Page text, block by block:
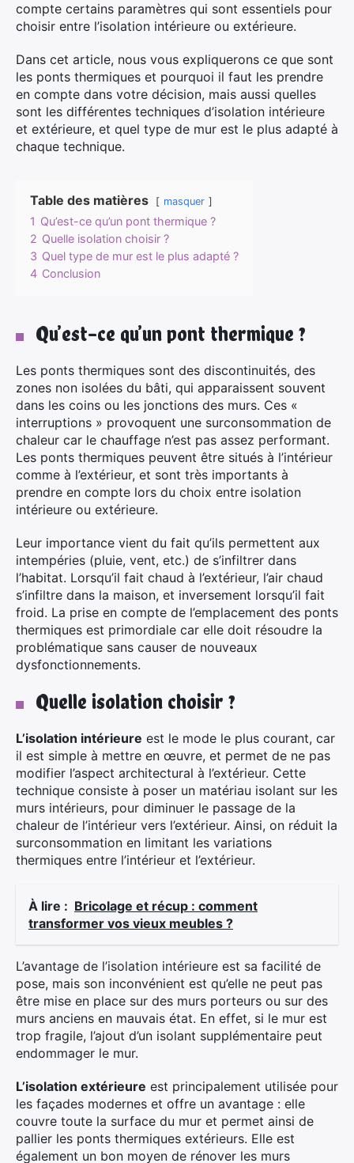
compte certains paramètres qui sont essentiels pour
choisir entre l’isolation intérieure ou extérieure.
Dans cet article, nous vous expliquerons ce que sont
les ponts thermiques et pourquoi il faut les prendre
en compte dans votre décision, mais aussi quelles
sont les différentes techniques d’isolation intérieure
et extérieure, et quel type de mur est le plus adapté à
chaque technique.
Table des matières masquer
1 Qu’est-ce qu’un pont thermique ?
2 Quelle isolation choisir ?
3 Quel type de mur est le plus adapté ?
4 Conclusion
Qu’est-ce qu’un pont thermique ?
Les ponts thermiques sont des discontinuités, des
zones non isolées du bâti, qui apparaissent souvent
dans les coins ou les jonctions des murs. Ces «
interruptions » provoquent une surconsommation de
chaleur car le chauffage n’est pas assez performant.
Les ponts thermiques peuvent être situés à l’intérieur
comme à l’extérieur, et sont très importants à
prendre en compte lors du choix entre isolation
intérieure ou extérieure.
Leur importance vient du fait qu’ils permettent aux
intempéries (pluie, vent, etc.) de s’infiltrer dans
l’habitat. Lorsqu’il fait chaud à l’extérieur, l’air chaud
s’infiltre dans la maison, et inversement lorsqu’il fait
froid. La prise en compte de l’emplacement des ponts
thermiques est primordiale car elle doit résoudre la
problématique sans causer de nouveaux
dysfonctionnements.
Quelle isolation choisir ?
L’isolation intérieure est le mode le plus courant, car
il est simple à mettre en œuvre, et permet de ne pas
modifier l’aspect architectural à l’extérieur. Cette
technique consiste à poser un matériau isolant sur les
murs intérieurs, pour diminuer le passage de la
chaleur de l’intérieur vers l’extérieur. Ainsi, on réduit la
surconsommation en limitant les variations
thermiques entre l’intérieur et l’extérieur.
À lire : Bricolage et récup : comment
transformer vos vieux meubles ?
L’avantage de l’isolation intérieure est sa facilité de
pose, mais son inconvénient est qu’elle ne peut pas
être mise en place sur des murs porteurs ou sur des
murs anciens en mauvais état. En effet, si le mur est
trop fragile, l’ajout d’un isolant supplémentaire peut
endommager le mur.
L’isolation extérieure est principalement utilisée pour
les façades modernes et offre un avantage : elle
couvre toute la surface du mur et permet ainsi de
pallier les ponts thermiques extérieurs. Elle est
également un bon moyen de rénover les murs